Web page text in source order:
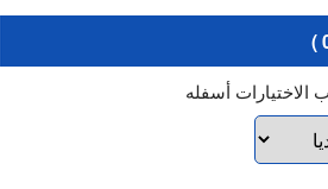
الاختيارات أسفله